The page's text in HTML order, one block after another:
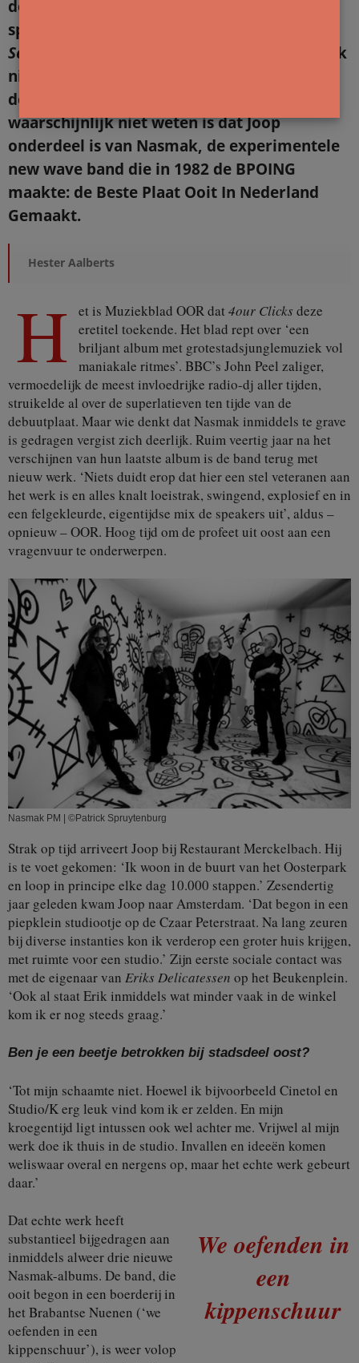
de in zwart gehulde zeventiger is zijn
spierwitte sik. Dat deze hem de bijnaam
Selffulfilling Prophet
opleverde komt dan ook
niet als een volslagen verrassing. Maar wat
de inwoners van Amsterdam-Oost
waarschijnlijk niet weten is dat Joop
onderdeel is van Nasmak, de experimentele
new wave band die in 1982 de BPOING
maakte: de Beste Plaat Ooit In Nederland
Gemaakt.
Hester Aalberts
H et is Muziekblad OOR dat 4our Clicks deze
eretitel toekende. Het blad rept over ‘een
briljant album met grotestadsjunglemuziek vol
maniakale ritmes’. BBC’s John Peel zaliger,
vermoedelijk de meest invloedrijke radio-dj aller tijden,
struikelde al over de superlatieven ten tijde van de
debuutplaat. Maar wie denkt dat Nasmak inmiddels te grave
is gedragen vergist zich deerlijk. Ruim veertig jaar na het
verschijnen van hun laatste album is de band terug met
nieuw werk. ‘Niets duidt erop dat hier een stel veteranen aan
het werk is en alles knalt loeistrak, swingend, explosief en in
een felgekleurde, eigentijdse mix de speakers uit’, aldus –
opnieuw – OOR. Hoog tijd om de profeet uit oost aan een
vragenvuur te onderwerpen.
Nasmak PM | ©Patrick Spruytenburg
Strak op tijd arriveert Joop bij Restaurant Merckelbach. Hij
is te voet gekomen: ‘Ik woon in de buurt van het Oosterpark
en loop in principe elke dag 10.000 stappen.’ Zesendertig
jaar geleden kwam Joop naar Amsterdam. ‘Dat begon in een
piepklein studiootje op de Czaar Peterstraat. Na lang zeuren
bij diverse instanties kon ik verderop een groter huis krijgen,
met ruimte voor een studio.’ Zijn eerste sociale contact was
met de eigenaar van Eriks Delicatessen op het Beukenplein.
‘Ook al staat Erik inmiddels wat minder vaak in de winkel
kom ik er nog steeds graag.’
Ben je een beetje betrokken bij stadsdeel oost?
‘Tot mijn schaamte niet. Hoewel ik bijvoorbeeld Cinetol en
Studio/K erg leuk vind kom ik er zelden. En mijn
kroegentijd ligt intussen ook wel achter me. Vrijwel al mijn
werk doe ik thuis in de studio. Invallen en ideeën komen
weliswaar overal en nergens op, maar het echte werk gebeurt
daar.’
We oefenden in
een
kippenschuur
Dat echte werk heeft
substantieel bijgedragen aan
inmiddels alweer drie nieuwe
Nasmak-albums. De band, die
ooit begon in een boerderij in
het Brabantse Nuenen (‘we
oefenden in een
kippenschuur’), is weer volop